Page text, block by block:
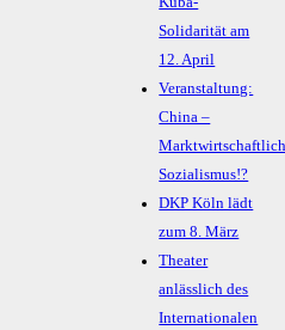
Solidarität am
12. April
Veranstaltung:
China –
Sozialismus!?
DKP Köln lädt
zum 8. März
Theater
anlässlich des
Internationalen